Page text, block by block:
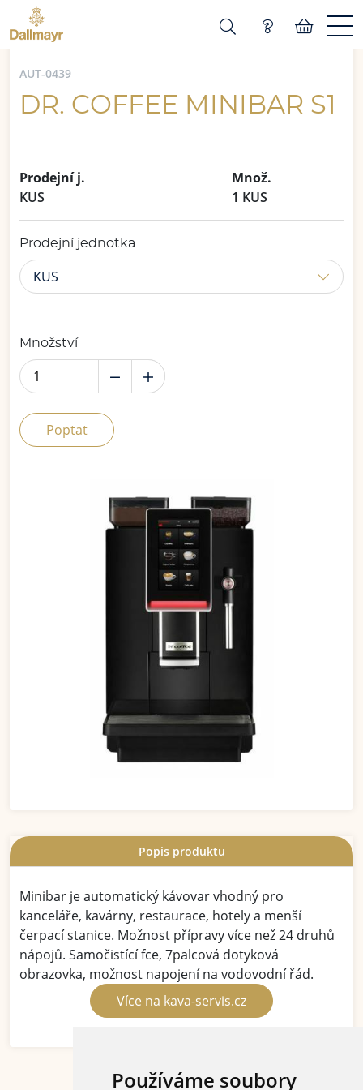
Používáme soubory
AUT-0439
DR. COFFEE MINIBAR S1
Prodejní j.
Množ.
KUS
1 KUS
Prodejní jednotka
KUS
Množství
Poptat
Popis produktu
Minibar je automatický kávovar vhodný pro
kanceláře, kavárny, restaurace, hotely a menší
čerpací stanice. Možnost přípravy více než 24 druhů
nápojů. Samočistící fce, 7palcová dotyková
obrazovka, možnost napojení na vodovodní řád.
Více na kava-servis.cz